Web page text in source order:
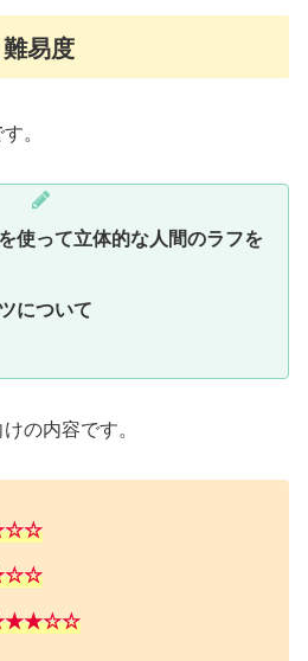
易度
。
使って立体的な人間のラフを
について
の内容です。
☆☆
☆☆